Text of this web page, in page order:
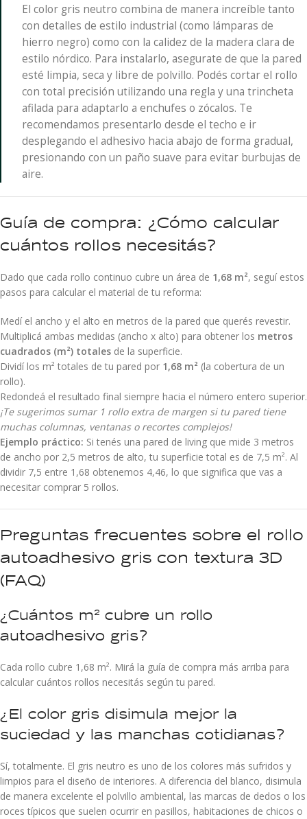
El color gris neutro combina de manera increíble tanto
con detalles de estilo industrial (como lámparas de
hierro negro) como con la calidez de la madera clara de
estilo nórdico. Para instalarlo, asegurate de que la pared
esté limpia, seca y libre de polvillo. Podés cortar el rollo
con total precisión utilizando una regla y una trincheta
afilada para adaptarlo a enchufes o zócalos. Te
recomendamos presentarlo desde el techo e ir
desplegando el adhesivo hacia abajo de forma gradual,
presionando con un paño suave para evitar burbujas de
aire.
Guía de compra: ¿Cómo calcular
cuántos rollos necesitás?
Dado que cada rollo continuo cubre un área de 1,68 m², seguí estos
pasos para calcular el material de tu reforma:
Medí el ancho y el alto en metros de la pared que querés revestir.
Multiplicá ambas medidas (ancho x alto) para obtener los metros
cuadrados (m²) totales de la superficie.
Dividí los m² totales de tu pared por 1,68 m² (la cobertura de un
rollo).
Redondeá el resultado final siempre hacia el número entero superior.
¡Te sugerimos sumar 1 rollo extra de margen si tu pared tiene
muchas columnas, ventanas o recortes complejos!
Ejemplo práctico: Si tenés una pared de living que mide 3 metros
de ancho por 2,5 metros de alto, tu superficie total es de 7,5 m². Al
dividir 7,5 entre 1,68 obtenemos 4,46, lo que significa que vas a
necesitar comprar 5 rollos.
Preguntas frecuentes sobre el rollo
autoadhesivo gris con textura 3D
(FAQ)
¿Cuántos m² cubre un rollo
autoadhesivo gris?
Cada rollo cubre 1,68 m². Mirá la guía de compra más arriba para
calcular cuántos rollos necesitás según tu pared.
¿El color gris disimula mejor la
suciedad y las manchas cotidianas?
Sí, totalmente. El gris neutro es uno de los colores más sufridos y
limpios para el diseño de interiores. A diferencia del blanco, disimula
de manera excelente el polvillo ambiental, las marcas de dedos o los
roces típicos que suelen ocurrir en pasillos, habitaciones de chicos o